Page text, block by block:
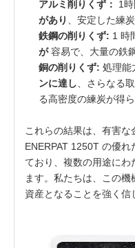
アルミ削りくず： 1
があり
、安定した練
鉄鋼の削りくず: 1 時
が容易で、大量の鉄
銅の削りくず: 処理能
ンに達し 、さらなる
る高密度の練炭が得ら
これらの結果は、有害
ENERPAT 1250T の優
ており、複数の用途に
ます。私たちは、この
資産となることを強く信